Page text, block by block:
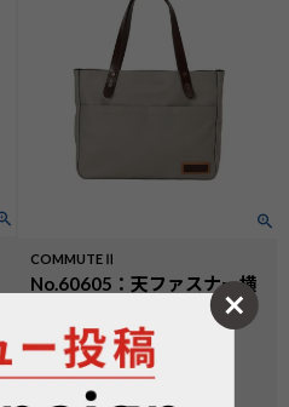
COMMUTEⅡ
No.60605：天ファスナー横
A4収納可
価格 ¥16,500 税込